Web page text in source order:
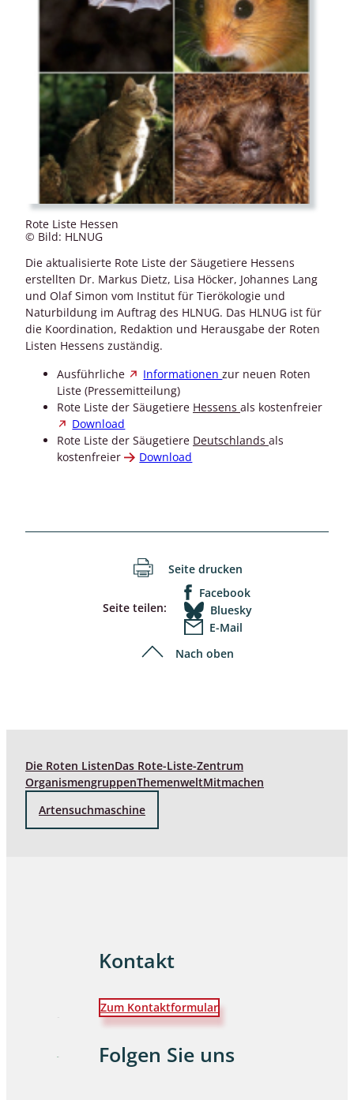
Rote Liste Hessen
© Bild: HLNUG
Die aktualisierte Rote Liste der Säugetiere Hessens
erstellten Dr. Markus Dietz, Lisa Höcker, Johannes Lang
und Olaf Simon vom Institut für Tierökologie und
Naturbildung im Auftrag des HLNUG. Das HLNUG ist für
die Koordination, Redaktion und Herausgabe der Roten
Listen Hessens zuständig.
Ausführliche
Informationenzur neuen Roten
Liste (Pressemitteilung)
Rote Liste der Säugetiere Hessens als kostenfreier
Download
Rote Liste der Säugetiere Deutschlands als
kostenfreier
Download
Seite drucken
Seite teilen:
Facebook
Bluesky
E-Mail
Nach oben
Die Roten ListenDas Rote-Liste-Zentrum
OrganismengruppenThemenweltMitmachen
Artensuchmaschine
Kontakt
Zum Kontaktformular
Folgen Sie uns